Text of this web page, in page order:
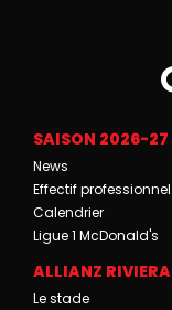
SAISON 2026-27
News
Effectif professionnel
Calendrier
Ligue 1 McDonald's
ALLIANZ RIVIERA
Le stade